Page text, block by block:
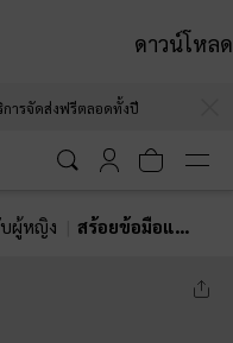
ารจัดส่งฟรีตลอดทั้งปี
บผู้หญิง สร้อยข้อมือแบบทูโทนรุ่น Adalyn
ดาวน์โหลด